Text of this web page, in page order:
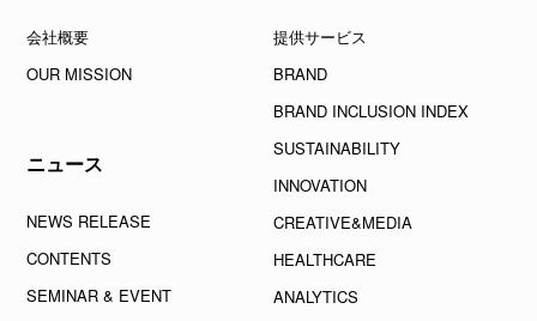
会社概要
OUR MISSION
ニュース
NEWS RELEASE
CONTENTS
SEMINAR & EVENT
提供サービス
BRAND
BRAND INCLUSION INDEX
SUSTAINABILITY
INNOVATION
CREATIVE&MEDIA
HEALTHCARE
ANALYTICS